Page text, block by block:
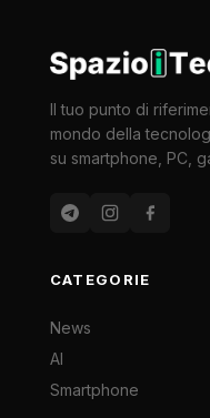
Il tuo punto di
mondo della
su smartphone, PC,
CATEGORIE
News
AI
Smartphone